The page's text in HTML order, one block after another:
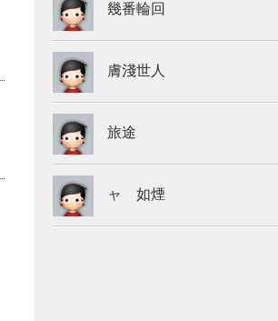
幾番輪回
膚淺世人
旅途
ャ 如煙